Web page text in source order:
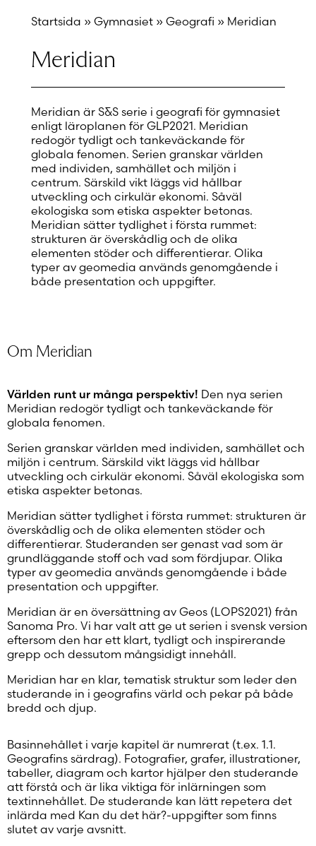
Startsida »Gymnasiet »Geografi » Meridian
Meridian
Meridian är S&S serie i geografi för gymnasiet
enligt läroplanen för GLP2021. Meridian
redogör tydligt och tankeväckande för
globala fenomen. Serien granskar världen
med individen, samhället och miljön i
centrum. Särskild vikt läggs vid hållbar
utveckling och cirkulär ekonomi. Såväl
ekologiska som etiska aspekter betonas.
Meridian sätter tydlighet i första rummet:
strukturen är överskådlig och de olika
elementen stöder och differentierar. Olika
typer av geomedia används genomgående i
både presentation och uppgifter.
Om Meridian
Världen runt ur många perspektiv! Den nya serien
Meridian redogör tydligt och tankeväckande för
globala fenomen.
Serien granskar världen med individen, samhället och
miljön i centrum. Särskild vikt läggs vid hållbar
utveckling och cirkulär ekonomi. Såväl ekologiska som
etiska aspekter betonas.
Meridian sätter tydlighet i första rummet: strukturen är
överskådlig och de olika elementen stöder och
differentierar. Studeranden ser genast vad som är
grundläggande stoff och vad som fördjupar. Olika
typer av geomedia används genomgående i både
presentation och uppgifter.
Meridian är en översättning av Geos (LOPS2021) från
Sanoma Pro. Vi har valt att ge ut serien i svensk version
eftersom den har ett klart, tydligt och inspirerande
grepp och dessutom mångsidigt innehåll.
Meridian har en klar, tematisk struktur som leder den
studerande in i geografins värld och pekar på både
bredd och djup.
Basinnehållet i varje kapitel är numrerat (t.ex. 1.1.
Geografins särdrag). Fotografier, grafer, illustrationer,
tabeller, diagram och kartor hjälper den studerande
att förstå och är lika viktiga för inlärningen som
textinnehållet. De studerande kan lätt repetera det
inlärda med Kan du det här?-uppgifter som finns
slutet av varje avsnitt.